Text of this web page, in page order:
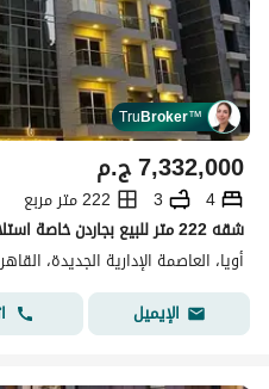
TruBroker™
ج.م7,332,000
4
3
222 متر مربع
أويا، العاصمة الإدارية الجديدة،
الإيميل